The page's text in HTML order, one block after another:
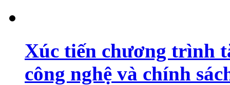
Xúc tiến chương trình
công nghệ và chính